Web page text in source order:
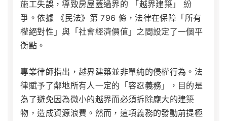
施工失誤，導致房屋蓋過界的 「越界建築」 紛
爭。依據
《民法》第 796 條 ，法律在保障「所有
權絕對性」與「社會經濟價值」之間設定了一個平
衡點。
專業律師指出，越界建築並非單純的侵權行為。法
律賦予了鄰地所有人一定的「容忍義務」，目的是
為了避免因為微小的越界而必須拆除龐大的建築
物，造成資源浪費。然而，這項義務的發動前提極